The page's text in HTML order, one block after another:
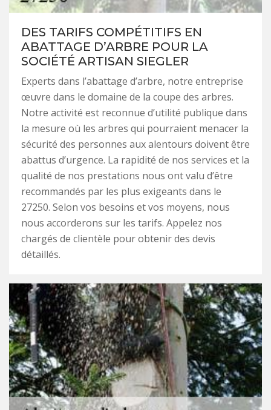
DES TARIFS COMPÉTITIFS EN
ABATTAGE D’ARBRE POUR LA
SOCIÉTÉ ARTISAN SIEGLER
Experts dans l’abattage d’arbre, notre entreprise
œuvre dans le domaine de la coupe des arbres.
Notre activité est reconnue d’utilité publique dans
la mesure où les arbres qui pourraient menacer la
sécurité des personnes aux alentours doivent être
abattus d’urgence. La rapidité de nos services et la
qualité de nos prestations nous ont valu d’être
recommandés par les plus exigeants dans le
27250. Selon vos besoins et vos moyens, nous
nous accorderons sur les tarifs. Appelez nos
chargés de clientèle pour obtenir des devis
détaillés.